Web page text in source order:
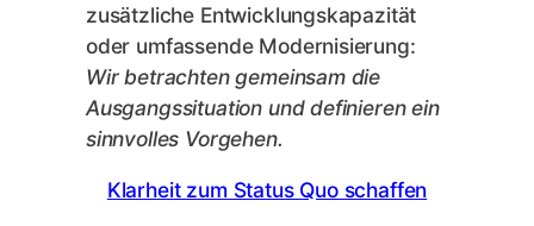
zusätzliche Entwicklungskapazität
oder umfassende Modernisierung:
Wir betrachten gemeinsam die
Ausgangssituation und definieren ein
sinnvolles Vorgehen.
Klarheit zum Status Quo schaffen